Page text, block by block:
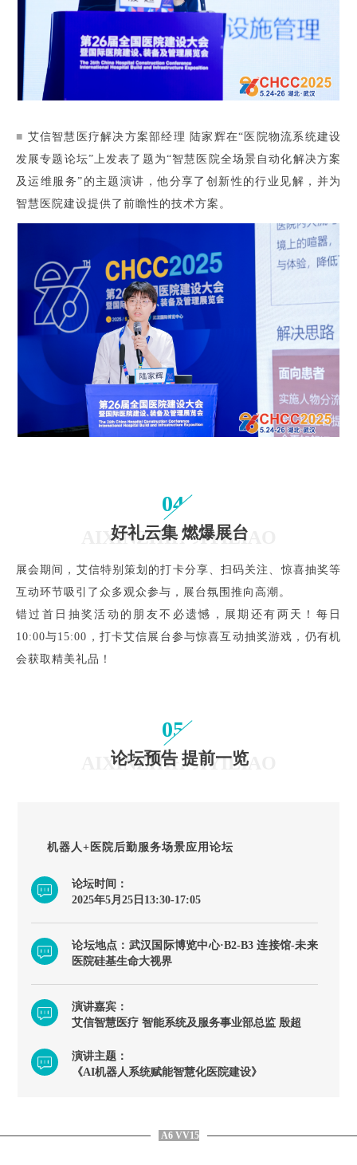
■ 艾信智慧医疗解决方案部经理 陆家辉在“医院物流系统建设
发展专题论坛”上发表了题为“智慧医院全场景自动化解决方案
及运维服务”的主题演讲，他分享了创新性的行业见解，并为
智慧医院建设提供了前瞻性的技术方案。
04
好礼云集 燃爆展台
AIXINZHIHUIYILIAO
展会期间，艾信特别策划的打卡分享、扫码关注、惊喜抽奖等
互动环节吸引了众多观众参与，展台氛围推向高潮。
错过首日抽奖活动的朋友不必遗憾，展期还有两天！每日
10:00与15:00，打卡艾信展台参与惊喜互动抽奖游戏，仍有机
会获取精美礼品！
05
论坛预告 提前一览
AIXINZHIHUIYILIAO
机器人+医院后勤服务场景应用论坛
论坛时间：
2025年5月25日13:30-17:05
论坛地点：武汉国际博览中心·B2-B3 连接馆-未来
医院硅基生命大视界
演讲嘉宾：
艾信智慧医疗 智能系统及服务事业部总监 殷超
演讲主题：
《AI机器人系统赋能智慧化医院建设》
A6 VV15